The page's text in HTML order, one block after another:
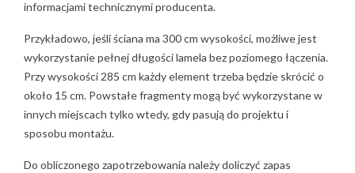
informacjami technicznymi producenta.
Przykładowo, jeśli ściana ma 300 cm wysokości, możliwe jest
wykorzystanie pełnej długości lamela bez poziomego łączenia.
Przy wysokości 285 cm każdy element trzeba będzie skrócić o
około 15 cm. Powstałe fragmenty mogą być wykorzystane w
innych miejscach tylko wtedy, gdy pasują do projektu i
sposobu montażu.
Do obliczonego zapotrzebowania należy doliczyć zapas